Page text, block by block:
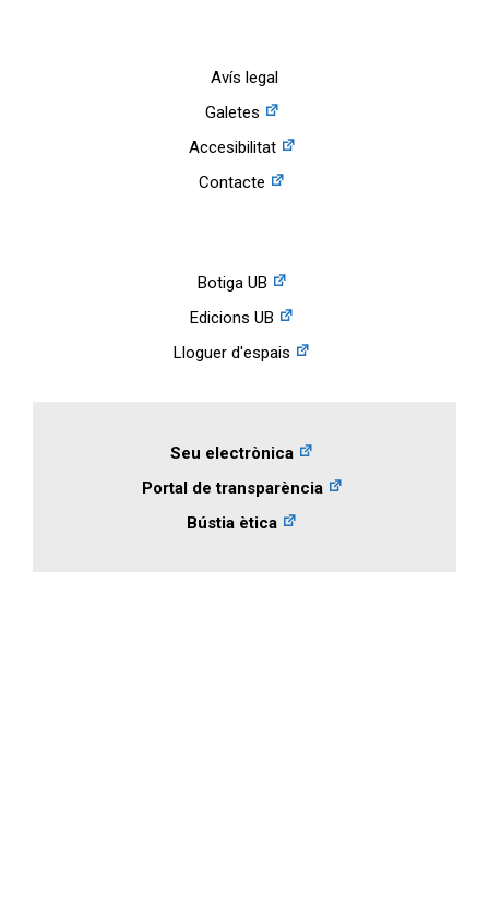
Avís legal
Galetes
Accesibilitat
Contacte
Botiga UB
Edicions UB
Lloguer d'espais
Seu electrònica
Portal de transparència
Bústia ètica